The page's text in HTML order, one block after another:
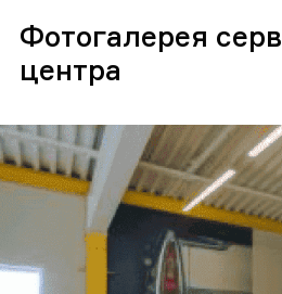
Фотогалерея
центра